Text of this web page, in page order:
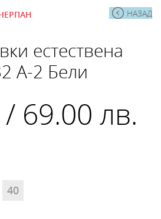
НАЗАД
естествена
A-2 Бели
69.00 лв.
40